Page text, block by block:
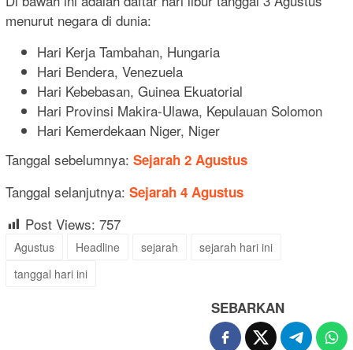
menurut negara di dunia:
Hari Kerja Tambahan, Hungaria
Hari Bendera, Venezuela
Hari Kebebasan, Guinea Ekuatorial
Hari Provinsi Makira-Ulawa, Kepulauan Solomon
Hari Kemerdekaan Niger, Niger
Tanggal sebelumnya: Sejarah 2 Agustus
Tanggal selanjutnya: Sejarah 4 Agustus
Post Views: 757
Agustus Headline sejarah
sejarah hari ini
tanggal hari ini
SEBARKAN